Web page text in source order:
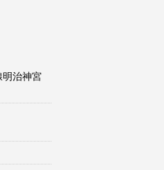
明治神宮